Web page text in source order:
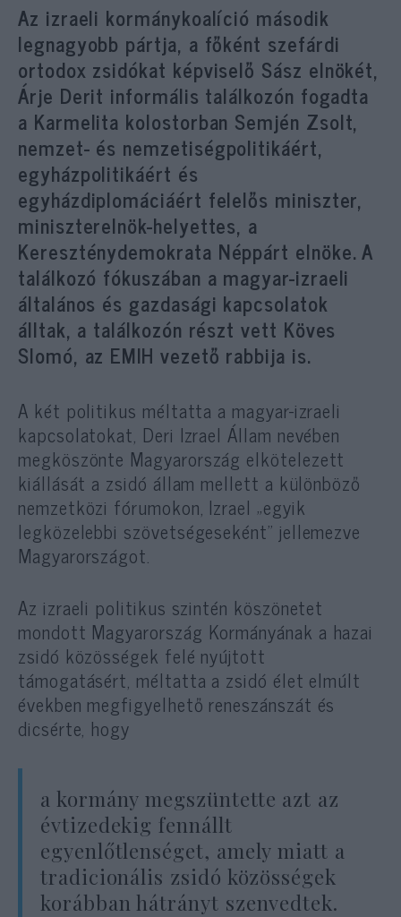
Az izraeli kormánykoalíció második
legnagyobb pártja, a főként szefárdi
ortodox zsidókat képviselő Sász elnökét,
Árje Derit informális találkozón fogadta
a Karmelita kolostorban Semjén Zsolt,
nemzet- és nemzetiségpolitikáért,
egyházpolitikáért és
egyházdiplomáciáért felelős miniszter,
miniszterelnök-helyettes, a
Kereszténydemokrata Néppárt elnöke. A
találkozó fókuszában a magyar-izraeli
általános és gazdasági kapcsolatok
álltak, a találkozón részt vett Köves
Slomó, az EMIH vezető rabbija is.
A két politikus méltatta a magyar-izraeli
kapcsolatokat, Deri Izrael Állam nevében
megköszönte Magyarország elkötelezett
kiállását a zsidó állam mellett a különböző
nemzetközi fórumokon, Izrael „egyik
legközelebbi szövetségeseként” jellemezve
Magyarországot.
Az izraeli politikus szintén köszönetet
mondott Magyarország Kormányának a hazai
zsidó közösségek felé nyújtott
támogatásért, méltatta a zsidó élet elmúlt
években megfigyelhető reneszánszát és
dicsérte, hogy
a kormány megszüntette azt az
évtizedekig fennállt
egyenlőtlenséget, amely miatt a
tradicionális zsidó közösségek
korábban hátrányt szenvedtek.